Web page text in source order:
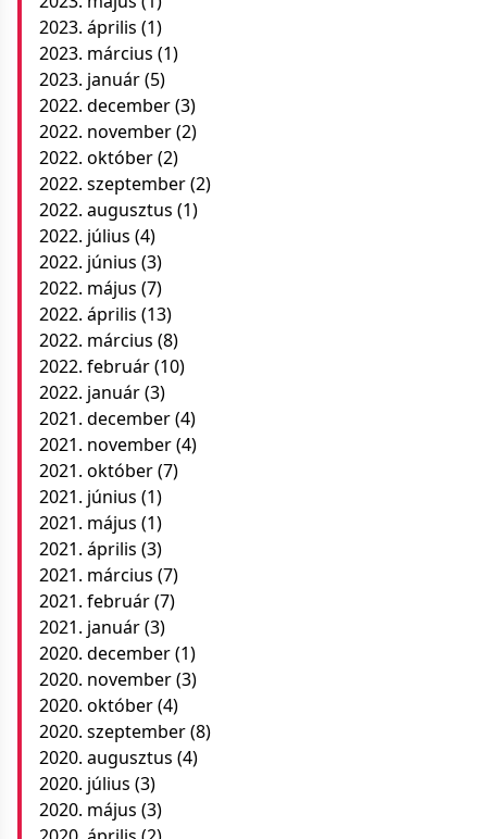
2023. április (1)
2023. március (1)
2023. január(5)
2022. december(3)
2022. november(2)
2022. október(2)
2022. szeptember(2)
2022. augusztus (1)
2022. július (4)
2022. június (3)
2022. május (7)
2022. április (13)
2022. március (8)
2022. február(10)
2022. január(3)
2021. december(4)
2021. november(4)
2021. október(7)
2021. június (1)
2021. május (1)
2021. április (3)
2021. március (7)
2021. február(7)
2021. január(3)
2020. december(1)
2020. november(3)
2020. október(4)
2020. szeptember(8)
2020. augusztus (4)
2020. július (3)
2020. május (3)